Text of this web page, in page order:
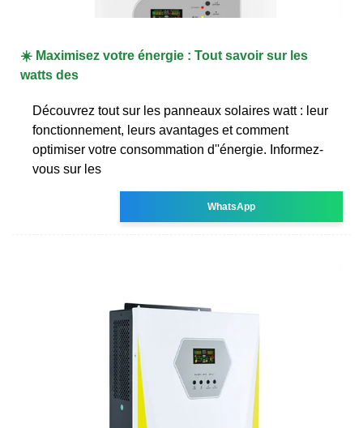
☀️ Maximisez votre énergie : Tout savoir sur les
watts des
Découvrez tout sur les panneaux solaires watt : leur
fonctionnement, leurs avantages et comment
optimiser votre consommation d''énergie. Informez-
vous sur les
WhatsApp